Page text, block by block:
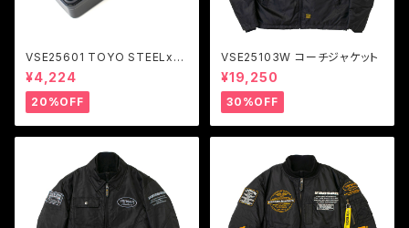
VSE25601 TOYO STEELxV
ANSON ツールボックス Y-35
0
¥4,224
20%OFF
VSE25103W コーチジャケット
¥19,250
30%OFF